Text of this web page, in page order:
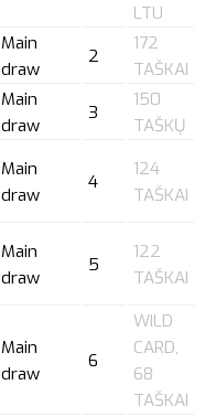
LTU
Main
draw
2
172
TAŠKAI
Main
draw
3
150
TAŠKŲ
Main
draw
4
124
TAŠKAI
Main
draw
5
122
TAŠKAI
Main
draw
6
WILD
CARD,
68
TAŠKAI